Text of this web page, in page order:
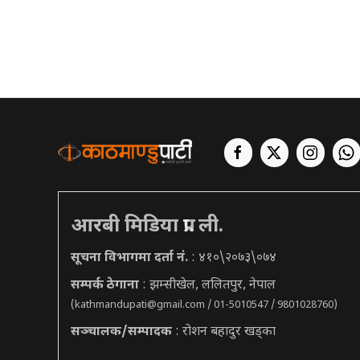
आरबी मिडिया प्रा. ली.
सूचना विभागमा दर्ता नं. : ४१०\२०७३\०७४
सम्पर्क ठेगाना : झम्सीखेल, ललितपुर, नेपाल
(kathmandupati@gmail.com / 01-5010547 / 9801028760)
सञ्चालक/सम्पादक : रोशन बहादुर खड्का